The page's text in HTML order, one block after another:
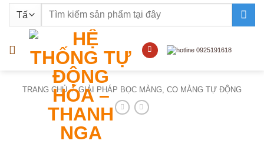
nội
Tìm
TRANG CHỦ / GIẢI PHÁP BỌC MÀNG, CO MÀNG TỰ ĐỘNG